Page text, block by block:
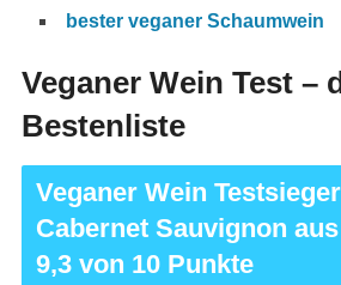
bester veganer Schaumwein
Veganer Wein Test –
Bestenliste
Veganer Wein
Cabernet Sauvignon
9,3 von 10 Punkte